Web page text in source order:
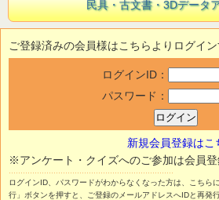
民具・古文書・3Dデータ
ご登録済みの会員様はこちらよりログイン
ログインID：
パスワード：
新規会員登録はこ
※アンケート・クイズへのご参加は会員登
ログインID、パスワードがわからなくなった方は、こちら
行」ボタンを押すと、ご登録のメールアドレスへIDと再発